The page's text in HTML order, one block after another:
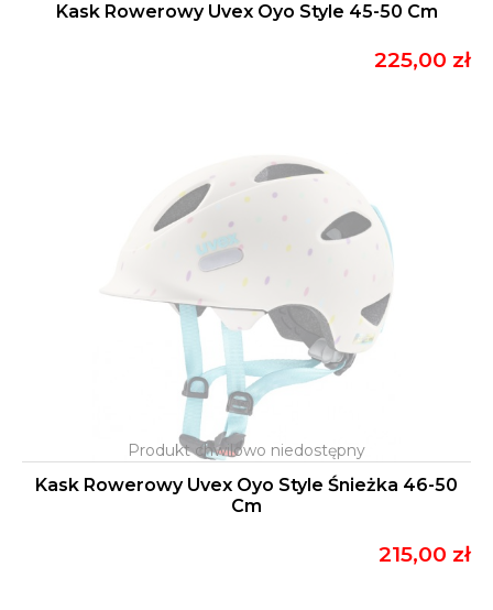
Kask Rowerowy Uvex Oyo Style 45-50 Cm
225,00 zł
Kask Rowerowy Uvex Oyo Style Śnieżka 46-50
Cm
215,00 zł